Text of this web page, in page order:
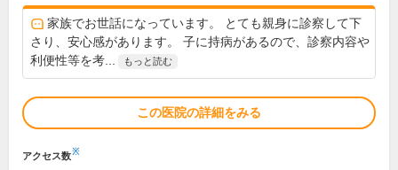
家族でお世話になっています。 とても親身に診察して下
さり、安心感があります。 子に持病があるので、診察内容や
利便性等を考...
もっと読む
この医院の詳細をみる
アクセス数※